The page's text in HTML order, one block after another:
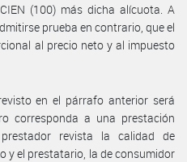
(100) más dicha alícuota. A
prueba en contrario, que el
al precio neto y al impuesto
en el párrafo anterior será
corresponda a una prestación
revista la calidad de
y el prestatario, la de consumidor